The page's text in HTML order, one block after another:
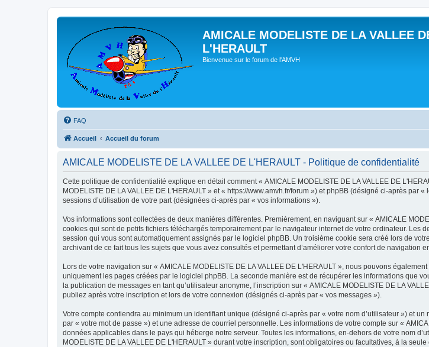
AMICALE MODELISTE DE LA VALLEE
L'HERAULT
Bienvenue sur le forum de l'AMVH
FAQ
Accueil Accueil du forum
AMICALE MODELISTE DE LA VALLEE DE L'HERAULT - Politique de confidentialité
Cette politique de confidentialité explique en détail comment « AMICALE MODELISTE DE LA VALLEE DE
MODELISTE DE LA VALLEE DE L'HERAULT » et « https://www.amvh.fr/forum ») et phpBB (désigné ci-après
sessions d’utilisation de votre part (désignées ci-après par « vos informations »).
Vos informations sont collectées de deux manières différentes. Premièrement, en naviguant sur « AMICALE
cookies qui sont de petits fichiers téléchargés temporairement par le navigateur internet de votre ordinateur. Les
session qui vous sont automatiquement assignés par le logiciel phpBB. Un troisième cookie sera créé lors de
archivant de ce fait tous les sujets que vous avez consultés et permettant d’améliorer votre confort de navigation
Lors de votre navigation sur « AMICALE MODELISTE DE LA VALLEE DE L'HERAULT », nous pouvons
uniquement les pages créées par le logiciel phpBB. La seconde manière est de récupérer les informations que
la publication de messages en tant qu’utilisateur anonyme, l’inscription sur « AMICALE MODELISTE DE LA
publiez après votre inscription et lors de votre connexion (désignés ci-après par « vos messages »).
Votre compte contiendra au minimum un identifiant unique (désigné ci-après par « votre nom d’utilisateur ») et
par « votre mot de passe ») et une adresse de courriel personnelle. Les informations de votre compte sur «
données applicables dans le pays qui héberge notre serveur. Toutes les informations, en-dehors de votre nom
MODELISTE DE LA VALLEE DE L'HERAULT » durant votre inscription, sont obligatoires ou facultatives, à la